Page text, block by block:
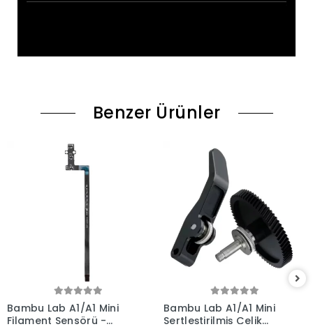
Benzer Ürünler
Bambu Lab A1/A1 Mini
Filament Sensörü -
Bambu Lab A1/A1 Mini
Sertleştirilmiş Çelik